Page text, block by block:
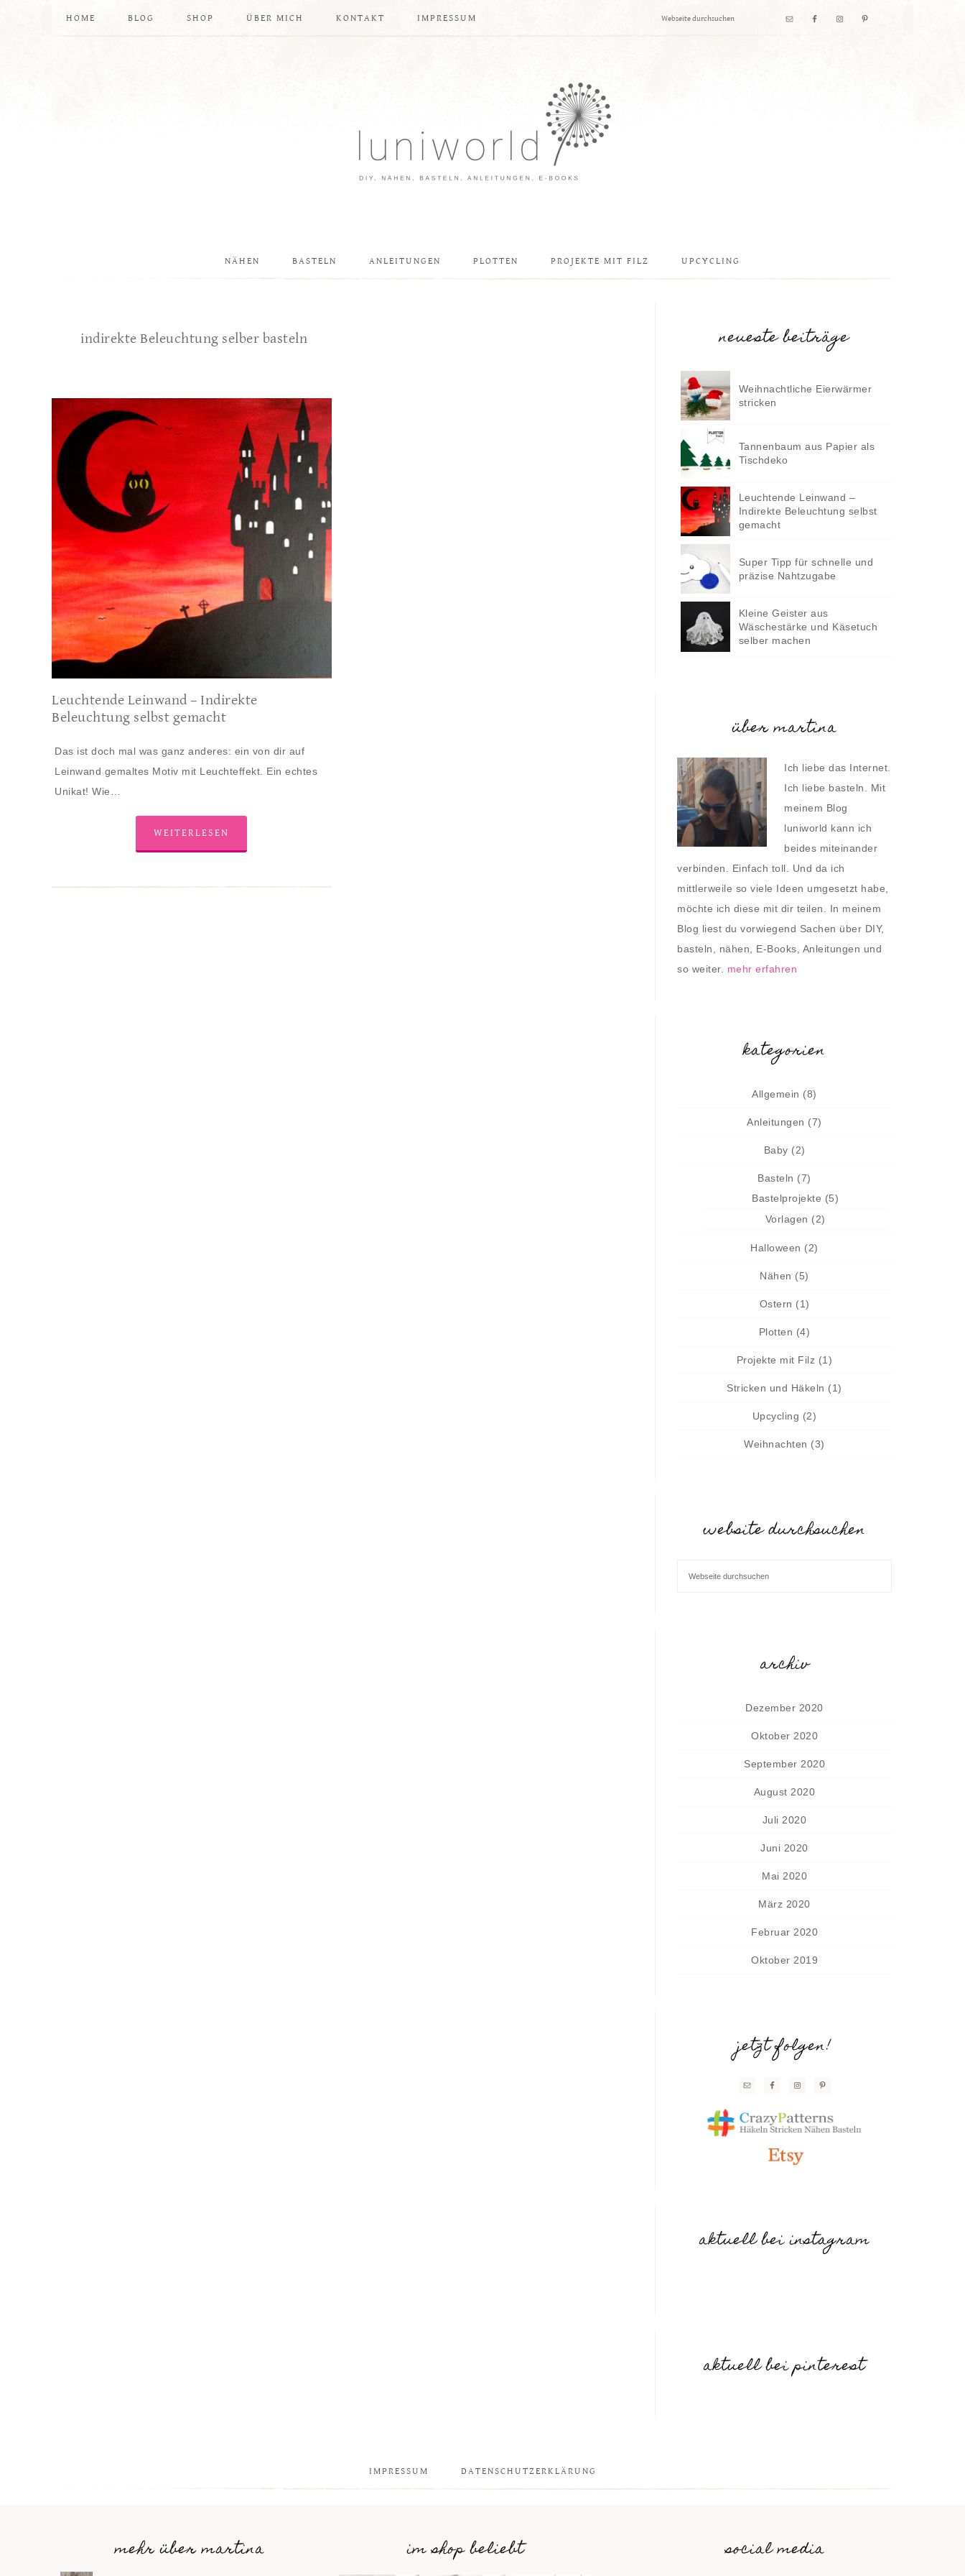
HOME BLOG SHOP ÜBER MICH KONTAKT IMPRESSUM
NÄHEN BASTELN ANLEITUNGEN PLOTTEN PROJEKTE MIT FILZ UPCYCLING
indirekte Beleuchtung selber basteln
Leuchtende Leinwand – Indirekte
Beleuchtung selbst gemacht
Das ist doch mal was ganz anderes: ein von dir auf
Leinwand gemaltes Motiv mit Leuchteffekt. Ein echtes
Unikat! Wie…
WEITERLESEN
neueste beiträge
Weihnachtliche Eierwärmer
stricken
Tannenbaum aus Papier als
Tischdeko
Leuchtende Leinwand –
Indirekte Beleuchtung selbst
gemacht
Super Tipp für schnelle und
präzise Nahtzugabe
Kleine Geister aus
Wäschestärke und Käsetuch
selber machen
über martina
Ich liebe das Internet.
Ich liebe basteln. Mit
meinem Blog
luniworld kann ich
beides miteinander
verbinden. Einfach toll. Und da ich
mittlerweile so viele Ideen umgesetzt habe,
möchte ich diese mit dir teilen. In meinem
Blog liest du vorwiegend Sachen über DIY,
basteln, nähen, E-Books, Anleitungen und
so weiter. mehr erfahren
kategorien
Allgemein (8)
Anleitungen (7)
Baby (2)
Basteln (7)
Bastelprojekte (5)
Vorlagen (2)
Halloween (2)
Nähen (5)
Ostern (1)
Plotten (4)
Projekte mit Filz (1)
Stricken und Häkeln (1)
Upcycling (2)
Weihnachten (3)
website durchsuchen
archiv
Dezember 2020
Oktober 2020
September 2020
August 2020
Juli 2020
Juni 2020
Mai 2020
März 2020
Februar 2020
Oktober 2019
jetzt folgen!
aktuell bei instagram
aktuell bei pinterest
IMPRESSUM DATENSCHUTZERKLÄRUNG
mehr über martina im shop beliebt social media